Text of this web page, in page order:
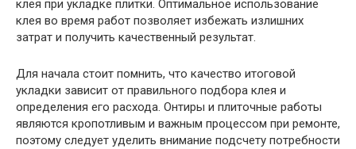
клея при укладке плитки. Оптимальное использование
клея во время работ позволяет избежать излишних
затрат и получить качественный результат.
Для начала стоит помнить, что качество итоговой
укладки зависит от правильного подбора клея и
определения его расхода. Онтиры и плиточные работы
являются кропотливым и важным процессом при ремонте,
поэтому следует уделить внимание подсчету потребности